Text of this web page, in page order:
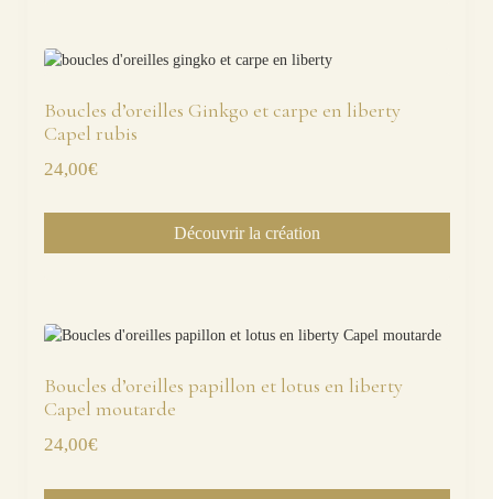
Boucles d’oreilles Ginkgo et carpe en liberty
Capel rubis
24,00€
Découvrir la création
Boucles d’oreilles papillon et lotus en liberty
Capel moutarde
24,00€